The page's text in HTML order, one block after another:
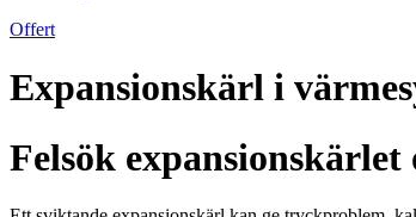
Offert
Expansionskärl i
Felsök